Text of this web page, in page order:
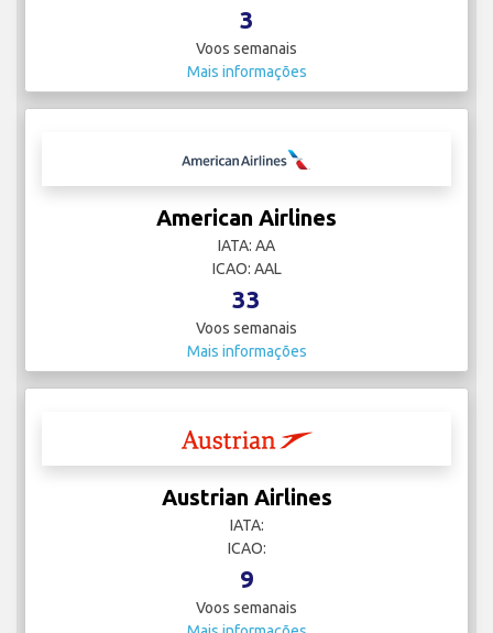
3
Voos semanais
Mais informações
American Airlines
IATA: AA
ICAO: AAL
33
Voos semanais
Mais informações
Austrian Airlines
IATA:
ICAO:
9
Voos semanais